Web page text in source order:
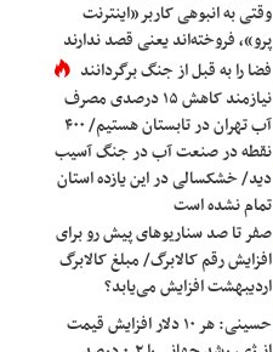
وقتی به انبوهی کاربر«اینترنت
پرو»، فروخته‌اند یعنی قصد ندارند
فضا را به قبل از جنگ برگردانند
نیازمند کاهش ۱۵ درصدی مصرف
آب تهران در تابستان هستیم/ ۴۰۰
نقطه در صنعت آب در جنگ آسیب
دید/ خشکسالی در این یازده استان
تمام نشده است
صفر تا صد سناریوهای پیش رو برای
افزایش رقم کالابرگ/ مبلغ کالابرگ
اردیبهشت افزایش می‌یابد؟
حسینی: هر ۱۰ دلار افزایش قیمت